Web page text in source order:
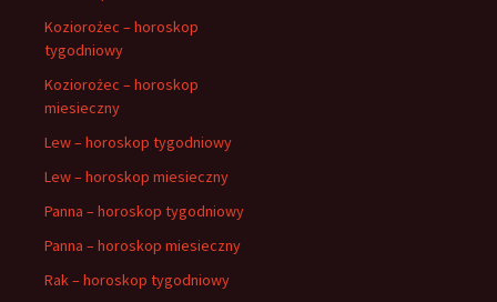
Koziorożec – horoskop
tygodniowy
Koziorożec – horoskop
miesieczny
Lew – horoskop tygodniowy
Lew – horoskop miesieczny
Panna – horoskop tygodniowy
Panna – horoskop miesieczny
Rak – horoskop tygodniowy